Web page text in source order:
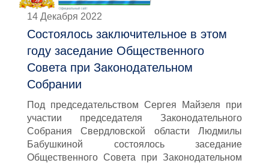
14 Декабря 2022
Состоялось заключительное в этом
году заседание Общественного
Совета при Законодательном
Собрании
Под председательством Сергея Майзеля при
участии председателя Законодательного
Собрания Свердловской области Людмилы
Бабушкиной состоялось заседание
Общественного Совета при Законодательном